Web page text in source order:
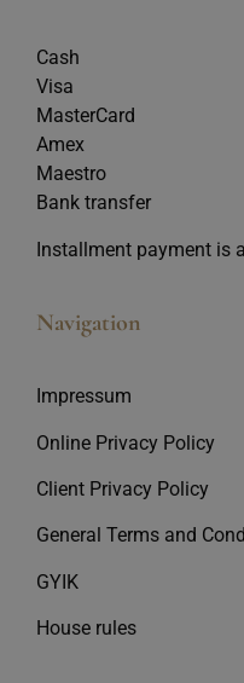
Cash
Visa
MasterCard
Amex
Maestro
Bank transfer
Installment payment is
Navigation
Impressum
Online Privacy Policy
Client Privacy Policy
General Terms and
GYIK
House rules